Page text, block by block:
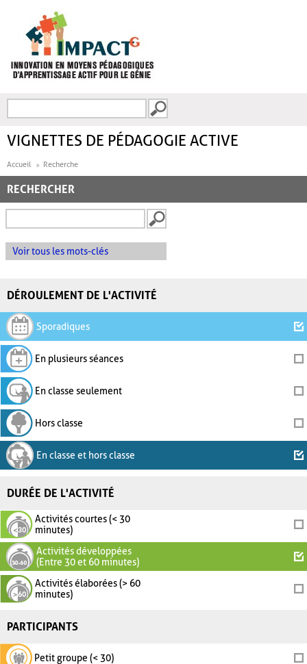
FORMULAIRE DE
VIGNETTES DE PÉDAGOGIE ACTIVE
Accueil Recherche
RECHERCHER
Voir tous les mots-clés
DÉROULEMENT DE L'ACTIVITÉ
Sporadiques
En plusieurs séances
En classe seulement
Hors classe
En classe et hors classe
DURÉE DE L'ACTIVITÉ
Activités courtes (< 30
minutes)
Activités développées
(Entre 30 et 60 minutes)
Activités élaborées (> 60
minutes)
PARTICIPANTS
Petit groupe (< 30)